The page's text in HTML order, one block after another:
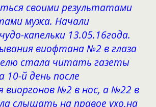
своими результатами
мужа. Начали
капельки 13.05.16года.
виофтана №2 в глаза
стала читать газеты
10-й день после
виоргонов №2 в нос, а №22 в
слышать на правое ухо,на